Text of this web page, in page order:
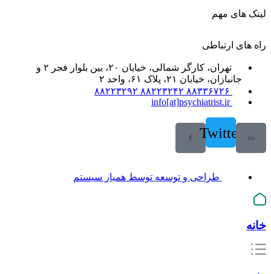
لینک های مهم
راه های ارتباطی
تهران، کارگر شمالی، خیابان ۲۰، بین بلوار فجر ۲ و
جانبازان، خیابان ۲۱، پلاک ۶۱، واحد ۲
۸۸۳۳۶۷۲۶ ۸۸۲۲۳۲۴۲ ۸۸۲۲۳۲۹۲
info[at]psychiatrist.ir
Twitter
طراحی و توسعه توسط همیار سیستم
خانه